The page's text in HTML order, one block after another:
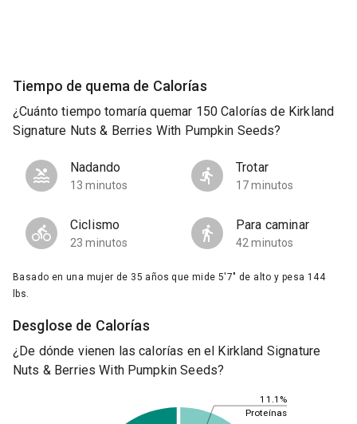
Tiempo de quema de Calorías
¿Cuánto tiempo tomaría quemar 150 Calorías de Kirkland
Signature Nuts & Berries With Pumpkin Seeds?
Nadando
13 minutos
Trotar
17 minutos
Ciclismo
23 minutos
Para caminar
42 minutos
Basado en una mujer de 35 años que mide 5'7" de alto y pesa 144
lbs.
Desglose de Calorías
¿De dónde vienen las calorías en el Kirkland Signature
Nuts & Berries With Pumpkin Seeds?
11.1%
Proteínas